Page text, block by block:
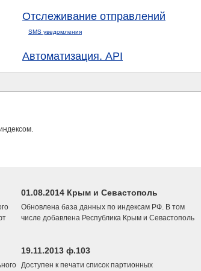
Отслеживание отправлений
SMS уведомления
Автоматизация. API
01.08.2014 Крым и Севастополь
Обновлена база данных по индексам РФ. В том
числе добавлена Республика Крым и Севастополь
19.11.2013 ф.103
Доступен к печати список партионных